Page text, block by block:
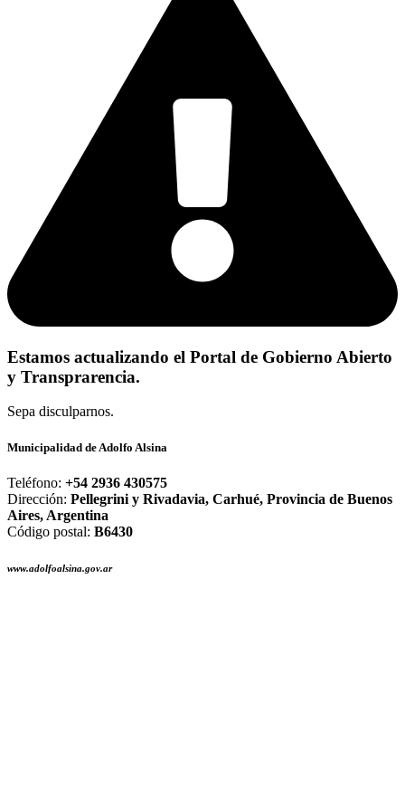
Estamos actualizando el Portal de Gobierno Abierto
y Transprarencia.
Sepa disculparnos.
Municipalidad de Adolfo Alsina
Teléfono: +54 2936 430575
Dirección: Pellegrini y Rivadavia, Carhué, Provincia de Buenos
Aires, Argentina
Código postal: B6430
www.adolfoalsina.gov.ar